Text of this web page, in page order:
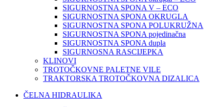
SIGURNOSTNA SPONA V – ECO
SIGURNOSTNA SPONA OKRUGLA
SIGURNOSTNA SPONA POLUKRUŽNA
SIGURNOSTNA SPONA pojedinačna
SIGURNOSTNA SPONA dupla
SIGURNOSNA RASCIJEPKA
KLINOVI
TROTOČKOVNE PALETNE VILE
TRAKTORSKA TROTOČKOVNA DIZALICA
ČELNA HIDRAULIKA